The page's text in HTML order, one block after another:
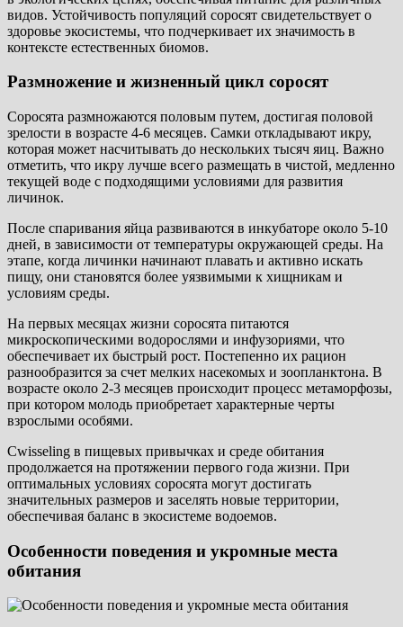
видов. Устойчивость популяций соросят свидетельствует о
здоровье экосистемы, что подчеркивает их значимость в
контексте естественных биомов.
Размножение и жизненный цикл соросят
Соросята размножаются половым путем, достигая половой
зрелости в возрасте 4-6 месяцев. Самки откладывают икру,
которая может насчитывать до нескольких тысяч яиц. Важно
отметить, что икру лучше всего размещать в чистой, медленно
текущей воде с подходящими условиями для развития
личинок.
После спаривания яйца развиваются в инкубаторе около 5-10
дней, в зависимости от температуры окружающей среды. На
этапе, когда личинки начинают плавать и активно искать
пищу, они становятся более уязвимыми к хищникам и
условиям среды.
На первых месяцах жизни соросята питаются
микроскопическими водорослями и инфузориями, что
обеспечивает их быстрый рост. Постепенно их рацион
разнообразится за счет мелких насекомых и зоопланктона. В
возрасте около 2-3 месяцев происходит процесс метаморфозы,
при котором молодь приобретает характерные черты
взрослыми особями.
Сwisseling в пищевых привычках и среде обитания
продолжается на протяжении первого года жизни. При
оптимальных условиях соросята могут достигать
значительных размеров и заселять новые территории,
обеспечивая баланс в экосистеме водоемов.
Особенности поведения и укромные места
обитания